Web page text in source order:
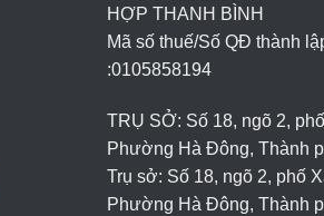
HỢP THANH BÌNH
Mã số thuế/Số QĐ thành
:0105858194
TRỤ SỞ: Số 18, ngõ 2,
Phường Hà Đông, Thành
Trụ sở: Số 18, ngõ 2, phố
Phường Hà Đông, Thành